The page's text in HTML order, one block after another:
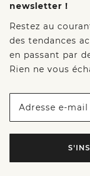
newsletter !
Restez au
des tendances
en passant par
Rien ne vous
Adresse e-mail